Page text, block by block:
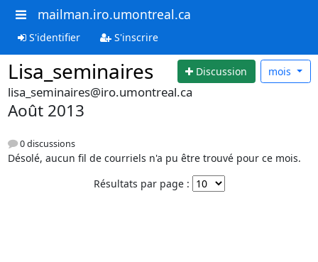
mailman.iro.umontreal.ca
S'identifier S'inscrire
Lisa_seminaires Discussion mois
lisa_seminaires@iro.umontreal.ca
Août 2013
0 discussions
Désolé, aucun fil de courriels n'a pu être trouvé pour ce mois.
Résultats par page :